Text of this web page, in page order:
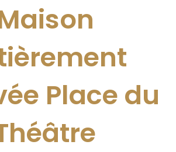
Place du